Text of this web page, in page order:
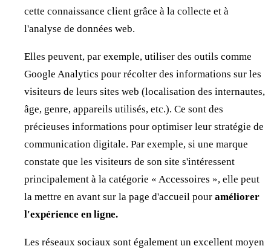
cette connaissance client grâce à la collecte et à
l'analyse de données web.
Elles peuvent, par exemple, utiliser des outils comme
Google Analytics pour récolter des informations sur les
visiteurs de leurs sites web (localisation des internautes,
âge, genre, appareils utilisés, etc.). Ce sont des
précieuses informations pour optimiser leur stratégie de
communication digitale. Par exemple, si une marque
constate que les visiteurs de son site s'intéressent
principalement à la catégorie « Accessoires », elle peut
la mettre en avant sur la page d'accueil pour améliorer
l'expérience en ligne.
Les réseaux sociaux sont également un excellent moyen